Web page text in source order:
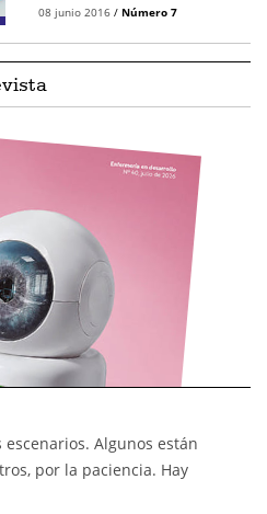
08 junio 2016 / Número 7
Algunos están
por la paciencia. Hay